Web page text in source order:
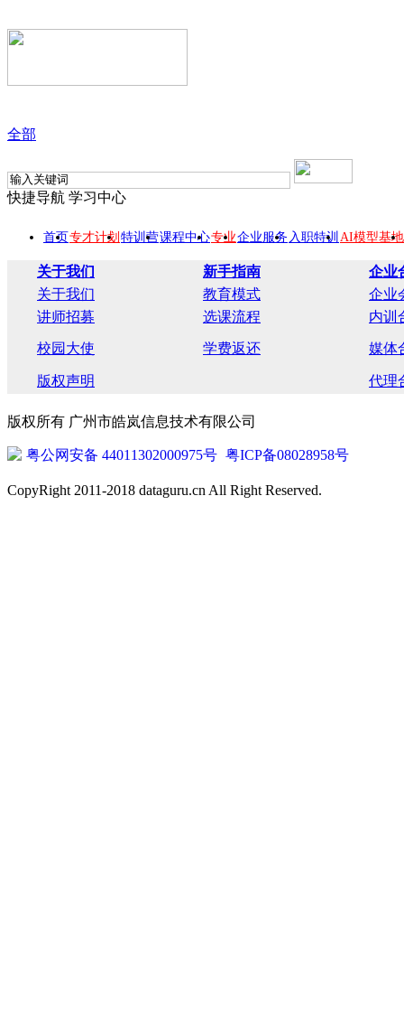
全部
快捷导航 学习中心
首页专才计划 特训营课程中心专业企业服务 入职特训 AI模型基地
关于我们 新手指南
企业
关于我们
教育模式
企业
讲师招募
选课流程 内训
校园大使 学费返还 媒体
版权声明 代理
版权所有 广州市皓岚信息技术有限公司
粤公网安备 44011302000975号 粤ICP备08028958号
CopyRight 2011-2018 dataguru.cn All Right Reserved.